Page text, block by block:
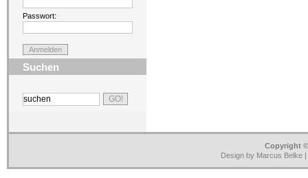
Passwort:
Suchen
Copyright
Design by Marcus Belke